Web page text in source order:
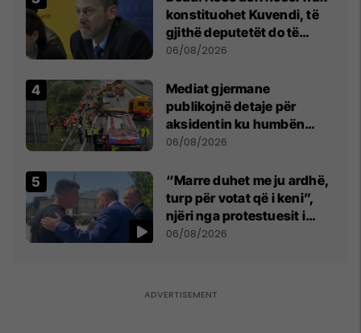
konstituohet Kuvendi, të
gjithë deputetët do të
bëjnë shkelje të rëndë
06/08/2026
Mediat gjermane
publikojnë detaje për
aksidentin ku humbën
jetën tre mërgimtarë nga
06/08/2026
“Marre duhet me ju ardhë,
turp për votat që i keni”,
njëri nga protestuesit i
drejtohet Bedri Hamzës
06/08/2026